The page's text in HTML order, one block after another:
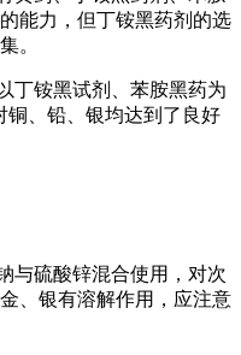
能力，但丁铵黑药剂的选
。
丁铵黑试剂、苯胺黑药为
铜、铅、银均达到了良好
与硫酸锌混合使用，对次
、银有溶解作用，应注意